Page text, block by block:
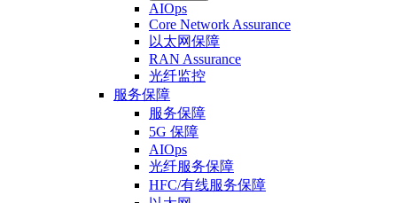
AIOps
Core Network Assurance
以太网保障
RAN Assurance
光纤监控
服务保障
服务保障
5G 保障
AIOps
光纤服务保障
HFC/有线服务保障